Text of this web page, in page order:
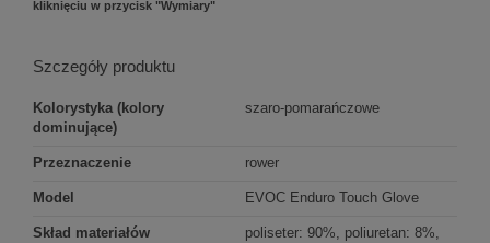
kliknięciu w przycisk "Wymiary"
Szczegóły produktu
Kolorystyka (kolory
dominujące)
szaro-pomarańczowe
Przeznaczenie rower
Model EVOC Enduro Touch Glove
Skład materiałów
poliseter: 90%, poliuretan: 8%,